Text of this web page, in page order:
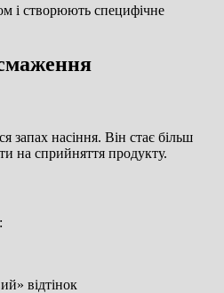
і створюють специфічне
запах насіння. Він стає більш
на сприйняття продукту.
відтінок